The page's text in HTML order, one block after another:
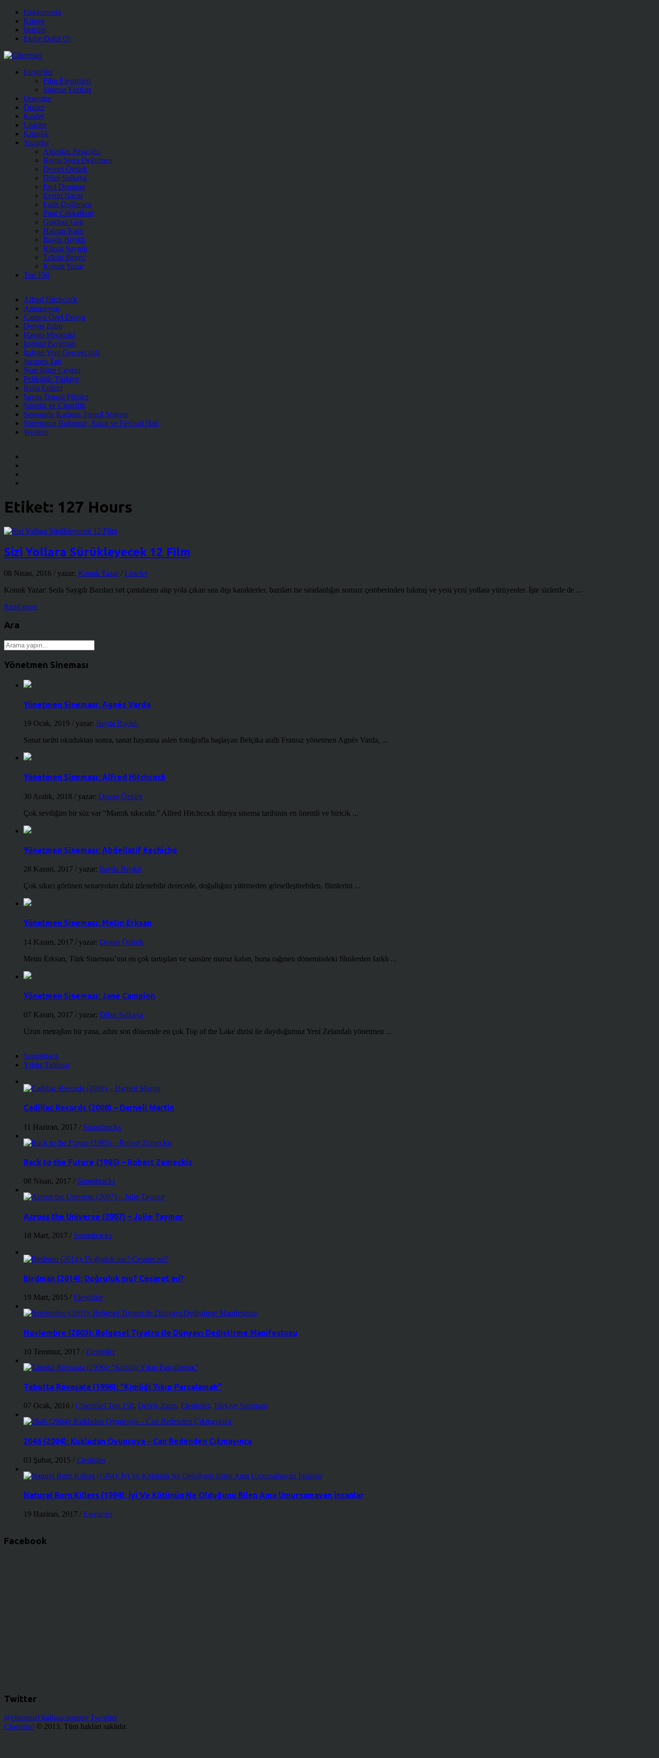
Hakkımızda
Künye
İletişim
Ekibe Dahil Ol
Eleştiriler
Film Eleştirileri
Sinema Yazıları
Dosyalar
Diziler
Keşfet
Listeler
Kitaplık
Yazarlar
Alpaslan Paşaoğlu
Berna Stera Değirmen
Demet Öztürk
Dilan Salkaya
Erol Demiray
Evrim Nacar
Fatih Değirmen
Fırat Çakkalkurt
Gökhan Gök
Haktan Kalır
İlayda Bıyıklı
Kürşat Saygılı
Teksin Begeç
Konuk Yazar
Top 150
Alfred Hitchcock
Animasyon
Cannes Özel Dosya
Derviş Zaim
Hayao Miyazaki
Ingmar Bergman
İtalyan Yeni Gerçekçiliği
Jacques Tati
Nuri Bilge Ceylan
Pelikülde Türkiye
Reha Erdem
Savaş Temalı Filmler
Sinema ve Cinsellik
Sinemada Kadının Temsil Sistemi
Sinemanın Bağımsız, Sanat ve Festival Hali
Western
Etiket: 127 Hours
Sizi Yollara Sürükleyecek 12 Film
08 Nisan, 2016 / yazar: Konuk Yazar/ Listeler
Konuk Yazar: Seda Saygılı Bazıları sırt çantalarını alıp yola çıkan sıra dışı karakterler, bazıları ise sıradanlığın sonsuz çemberinden bıkmış ve yeni yeni yollara yürüyenler. İşte sizlerde de ...
Read more
Ara
Yönetmen Sineması
Yönetmen Sineması: Agnès Varda
19 Ocak, 2019 / yazar: İlayda Bıyıklı
Sanat tarihi okuduktan sonra, sanat hayatına aslen fotoğrafla başlayan Belçika asıllı Fransız yönetmen Agnès Varda, ...
Yönetmen Sineması: Alfred Hitchcock
30 Aralık, 2018 / yazar: Demet Öztürk
Çok sevdiğim bir söz var “Mantık sıkıcıdır.” Alfred Hitchcock dünya sinema tarihinin en önemli ve biricik ...
Yönetmen Sineması: Abdellatif Kechiche
28 Kasım, 2017 / yazar: İlayda Bıyıklı
Çok sıkıcı görünen senaryoları dahi izlenebilir derecede, doğallığını yitirmeden görselleştirebilen, filmlerini ...
Yönetmen Sineması: Metin Erksan
14 Kasım, 2017 / yazar: Demet Öztürk
Metin Erksan, Türk Sineması’nın en çok tartışılan ve sansüre maruz kalan, buna rağmen dönemindeki filmlerden farklı ...
Yönetmen Sineması: Jane Campion
07 Kasım, 2017 / yazar: Dilan Salkaya
Uzun metrajları bir yana, adını son dönemde en çok Top of the Lake dizisi ile duyduğumuz Yeni Zelandalı yönetmen ...
Soundtrack
Yıldız Tablosu
Cadillac Records (2008) – Darnell Martin
11 Haziran, 2017 / Soundtracks
Back to the Future (1985) – Robert Zemeckis
08 Nisan, 2017 / Soundtracks
Across the Universe (2007) – Julie Taymor
18 Mart, 2017 / Soundtracks
Birdman (2014): Doğruluk mu? Cesaret mi?
19 Mart, 2015 / Eleştiriler
Noviembre (2003): Belgesel Tiyatro ile Dünyayı Değiştirme Manifestosu
10 Temmuz, 2017 / Eleştiriler
Tabutta Rövaşata (1996): “Kimliği Yıkıp Parçalamak”
07 Ocak, 2016 / Cineritüel Top 150, Derviş Zaim, Eleştiriler, Türkiye Sineması
2046 (2004): Kukladan Oyuncuya – Can Bedenden Çıkmayınca
03 Şubat, 2015 / Eleştiriler
Natural Born Killers (1994): İyi Ve Kötünün Ne Olduğunu Bilen Ama Umursamayan İnsanlar
19 Haziran, 2017 / Eleştiriler
Facebook
Twitter
@cinerituel kullanıcısından Tweetler
Cineritüel © 2013. Tüm hakları saklıdır.